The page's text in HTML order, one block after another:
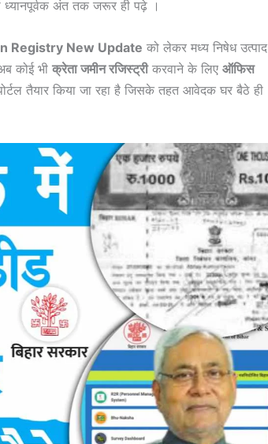
ध्यानपूर्वक अंत तक जरूर ही पढ़े ।
Registry New Update को लेकर मध्य निषेध उत्पाद
कोई भी क्रेता जमीन रजिस्ट्रीकरवाने के लिए ऑफिस
तैयार किया जा रहा है जिसके तहत आवेदक घर बैठे ही